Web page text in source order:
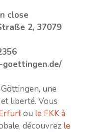
close
2, 37079
une
liberté. Vous
ou le FKK à
découvrez le